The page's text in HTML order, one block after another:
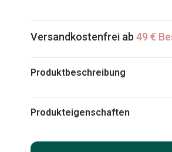
Versandkostenfrei ab 49 €
Produktbeschreibung
Aimee Stewart / MGL
Produkteigenschaften